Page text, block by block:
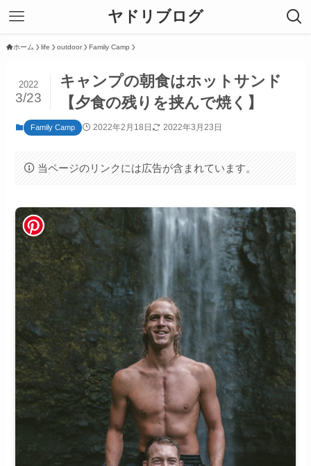
ヤドリブログ
ホーム life outdoor Family Camp
キャンプの朝食はホットサンド
【夕食の残りを挟んで焼く】
2022
3/23
Family Camp 2022年2月18日 2022年3月23日
当ページのリンクには広告が含まれています。